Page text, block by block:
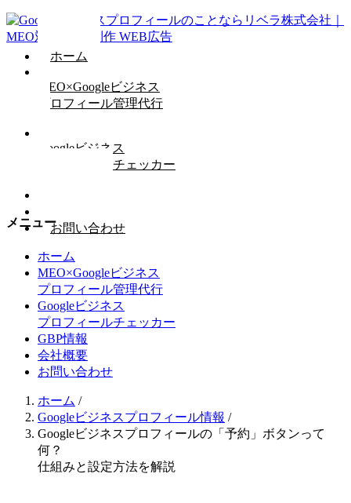
ホーム
MEO×Googleビジネス
プロフィール管理代行
Googleビジネス
プロフィールチェッカー
お問い合わせ
メニュー
ホーム
MEO×Googleビジネス
プロフィール管理代行
Googleビジネス
プロフィールチェッカー
GBP情報
会社概要
お問い合わせ
ホーム /
Googleビジネスプロフィール情報 /
Googleビジネスプロフィールの「予約」ボタンって
何？
仕組みと設定方法を解説